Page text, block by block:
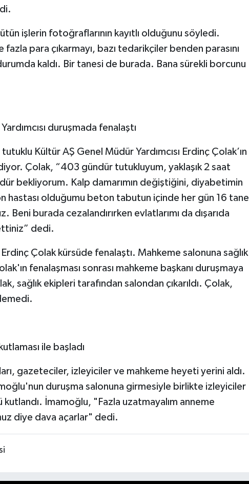
işlerin fotoğraflarının kayıtlı olduğunu söyledi.
fazla para çıkarmayı, bazı tedarikçiler benden parasını
kaldı. Bir tanesi de burada. Bana sürekli borcunu
duruşmada fenalaştı
tutuklu Kültür AŞ Genel Müdür Yardımcısı Erdinç Çolak’ın
Çolak, “403 gündür tutukluyum, yaklaşık 2 saat
bekliyorum. Kalp damarımın değiştiğini, diyabetimin
hastası olduğumu beton tabutun içinde her gün 16 tane
Beni burada cezalandırırken evlatlarımı da dışarıda
dedi.
Çolak kürsüde fenalaştı. Mahkeme salonuna sağlık
fenalaşması sonrası mahkeme başkanı duruşmaya
sağlık ekipleri tarafından salondan çıkarıldı. Çolak,
ile başladı
gazeteciler, izleyiciler ve mahkeme heyeti yerini aldı.
duruşma salonuna girmesiyle birlikte izleyiciler
İmamoğlu, "Fazla uzatmayalım anneme
diye dava açarlar" dedi.